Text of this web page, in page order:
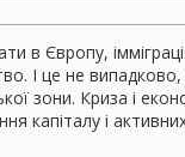
в Європу,
І це не
зони. Криза і
капіталу і